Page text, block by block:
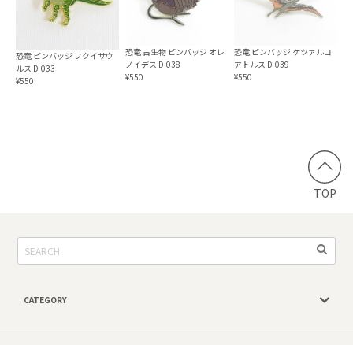
恐竜 ピンバッジ フクイサウ
ルス D-033
¥550
恐竜 古生物 ピンバッジ オレ
ノイデス D-038
¥550
恐竜 ピンバッジ ケツァルコ
アトルス D-039
¥550
TOP
CATEGORY